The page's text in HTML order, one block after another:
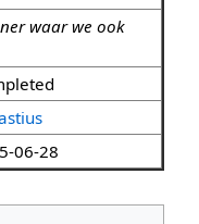
waar we ook
06-28